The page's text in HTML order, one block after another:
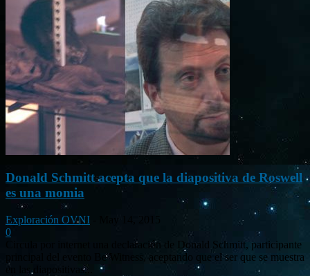
Donald Schmitt acepta que la diapositiva de Roswell
es una momia
Exploración OVNI
0
Circula por internet una declaración de Donald Schmitt, participante
principal del evento Be Witness, aceptando que el ser que se muestra
en las diapositivas...